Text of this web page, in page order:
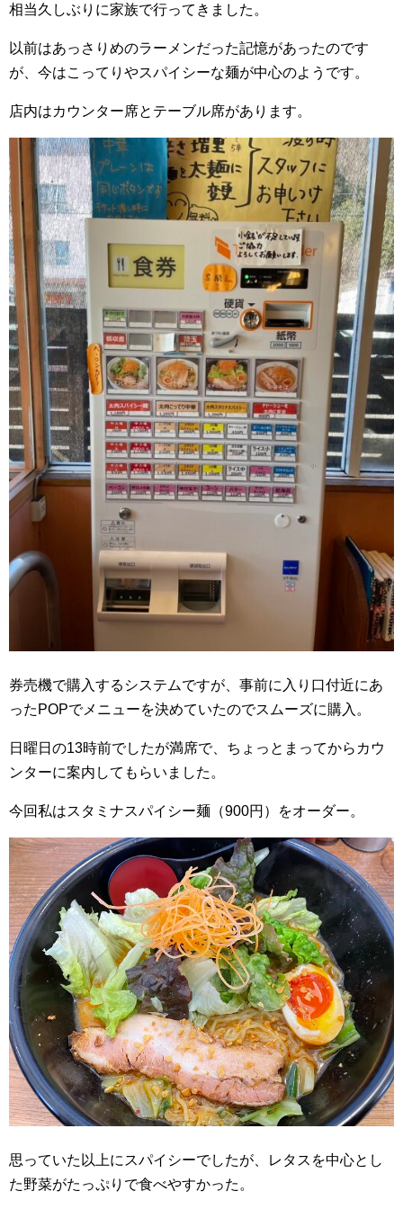
相当久しぶりに家族で行ってきました。
以前はあっさりめのラーメンだった記憶があったのです
が、今はこってりやスパイシーな麺が中心のようです。
店内はカウンター席とテーブル席があります。
券売機で購入するシステムですが、事前に入り口付近にあ
ったPOPでメニューを決めていたのでスムーズに購入。
日曜日の13時前でしたが満席で、ちょっとまってからカウ
ンターに案内してもらいました。
今回私はスタミナスパイシー麺（900円）をオーダー。
思っていた以上にスパイシーでしたが、レタスを中心とし
た野菜がたっぷりで食べやすかった。